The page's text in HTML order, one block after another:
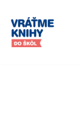
Preskočiť
na